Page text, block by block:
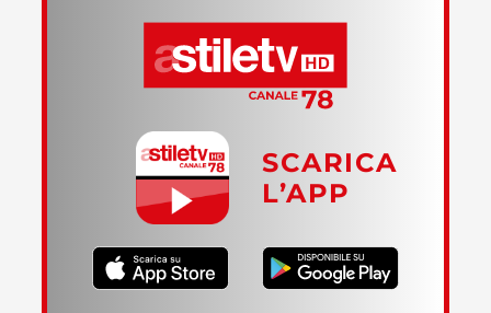
SCARICA
L’APP